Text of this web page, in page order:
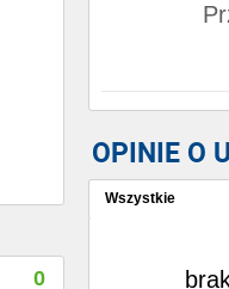
0
OPINIE O
Wszystkie